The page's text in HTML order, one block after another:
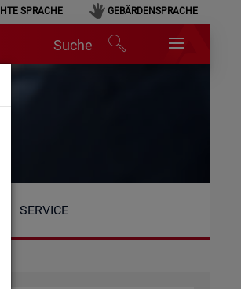
SPRACHE GEBÄRDENSPRACHE
Suche
SERVICE